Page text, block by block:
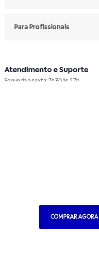
COMPRAR AGORA
Para Profissionais
Atendimento e Suporte
Segunda a sexta: 7h30 às 17h
Para Empresas